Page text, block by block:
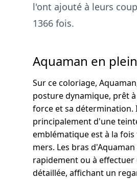
l'ont ajouté à leurs
1366 fois.
Aquaman en
Sur ce coloriage,
posture dynamique, prêt
force et sa détermination.
principalement d'une
emblématique est à la
mers. Les bras
rapidement ou à
détaillée, affichant un